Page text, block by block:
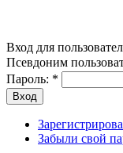
Вход для
Псевдоним
Пароль: *
Забыли свой